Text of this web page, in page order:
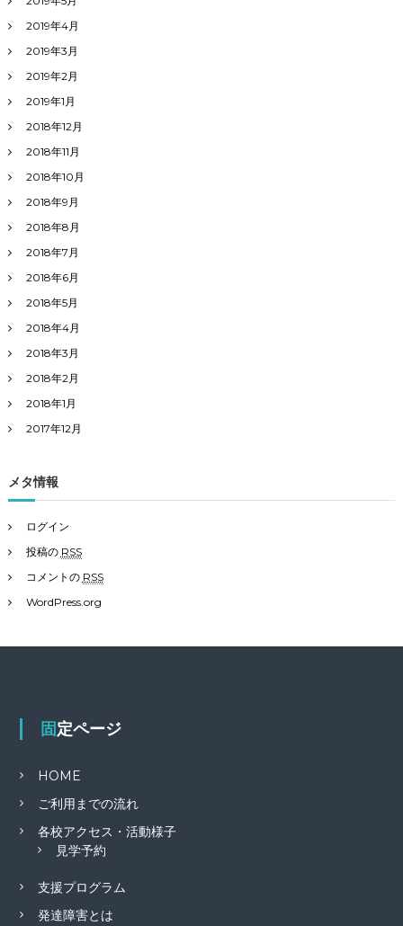
2019年4月
2019年3月
2019年2月
2019年1月
2018年12月
2018年11月
2018年10月
2018年9月
2018年8月
2018年7月
2018年6月
2018年5月
2018年4月
2018年3月
2018年2月
2018年1月
2017年12月
メタ情報
ログイン
投稿の RSS
コメントの RSS
WordPress.org
固定ページ
HOME
ご利用までの流れ
各校アクセス・活動様子
見学予約
支援プログラム
発達障害とは